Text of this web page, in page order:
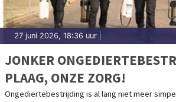
27 juni 2026, 18:36 uur
JONKER
PLAAG, ONZE ZORG!
Ongediertebestrijding is al lang niet meer